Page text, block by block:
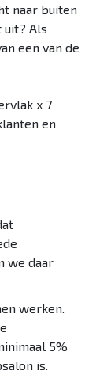
naar buiten
uit? Als
een van de
x 7
en
we daar
werken.
5%
is.